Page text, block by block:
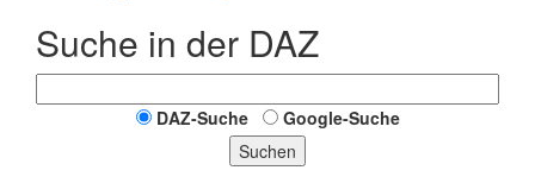
Suche in der DAZ
DAZ-Suche
Google-Suche
Suchen